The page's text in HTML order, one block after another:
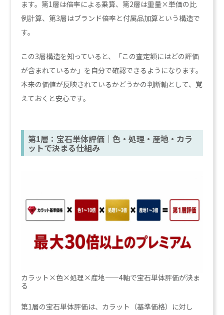
ます。第1層は倍率による乗算、第2層は重量×単価の比
例計算、第3層はブランド倍率と付属品加算という構造で
す。
この3層構造を知っていると、「この査定額にはどの評価
が含まれているか」を自分で確認できるようになります。
本来の価値が反映されているかどうかの判断軸として、覚
えておくと安心です。
第1層：宝石単体評価｜色・処理・産地・カラ
ットで決まる仕組み
カラット×色×処理×産地——4軸で宝石単体評価が決ま
る
第1層の宝石単体評価は、カラット（基準価格）に対し